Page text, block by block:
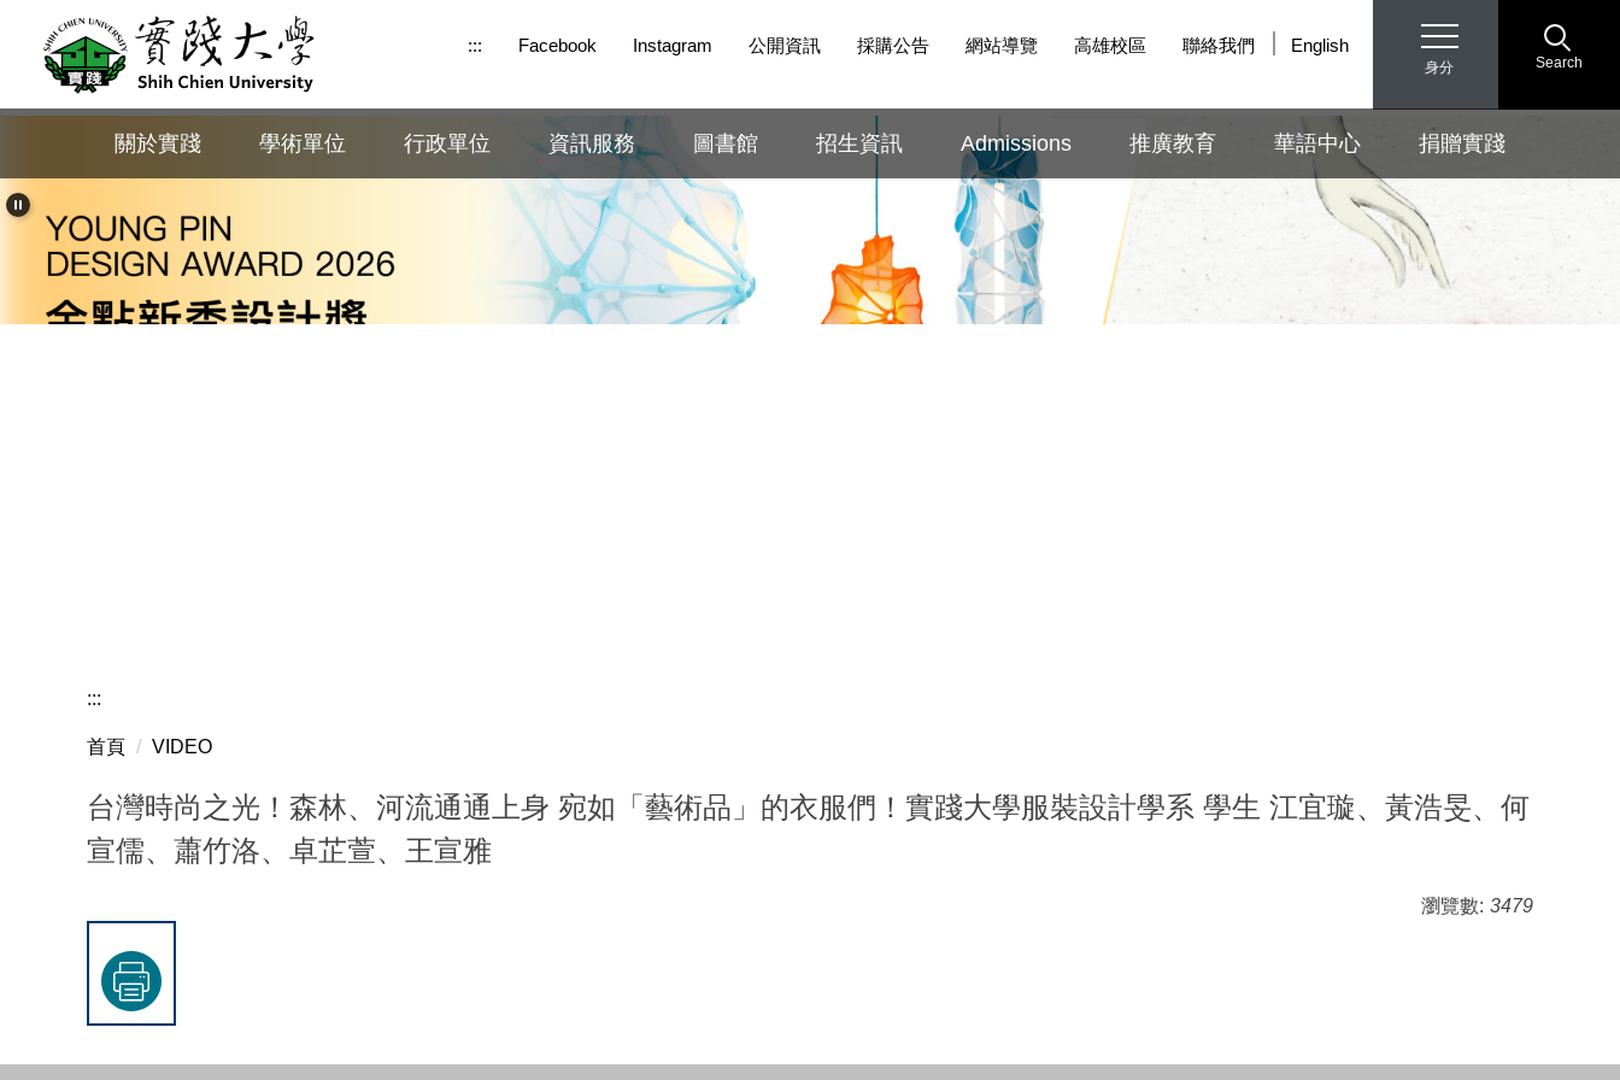
要
區
身分 Search
關於實踐 學術單位 行政單位 資訊服務 圖書館 招生資訊 Admissions 推廣教育 華語中心 捐贈實踐
::: Facebook Instagram 公開資訊 採購公告 網站導覽 高雄校區 聯絡我們 English
:::
首頁 VIDEO
台灣時尚之光！森林、河流通通上身 宛如「藝術品」的衣服們！實踐大學服裝設計學系 學生 江宜璇、黃浩旻、何
宣儒、蕭竹洛、卓芷萱、王宣雅
瀏覽數: 3479